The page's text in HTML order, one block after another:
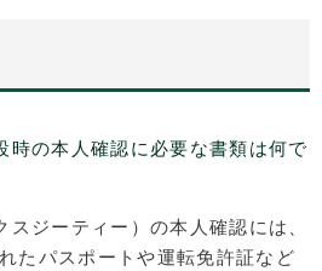
時の本人確認に必要な書類は何で
スジーティー）の本人確認には、
たパスポートや運転免許証など